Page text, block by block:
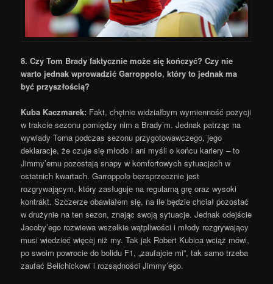
8. Czy Tom Brady faktycznie może się kończyć? Czy nie
warto jednak wprowadzić Garroppolo, który to jednak ma
być przyszłością?
Kuba Kaczmarek: Fakt, chętnie widziałbym wymienność pozycji
w trakcie sezonu pomiędzy nim a Brady’m. Jednak patrząc na
wywiady Toma podczas sezonu przygotowawczego, jego
deklaracje, że czuje się młodo i ani myśli o końcu kariery – to
Jimmy’emu pozostają snapy w komfortowych sytuacjach w
ostatnich kwartach. Garroppolo bezsprzecznie jest
rozgrywającym, który zasługuje na regularną grę oraz wysoki
kontrakt. Szczerze obawiałem się, na ile będzie chciał pozostać
w drużynie na ten sezon, znając swoją sytuacje. Jednak odejście
Jacoby’ego rozwiewa wszelkie wątpliwości i młody rozgrywający
musi wiedzieć więcej niż my. Tak jak Robert Kubica wciąż mówi,
po swoim powrocie do bolidu F1, „zaufajcie mi”, tak samo trzeba
zaufać Belichickowi i rozsądności Jimmy’ego.